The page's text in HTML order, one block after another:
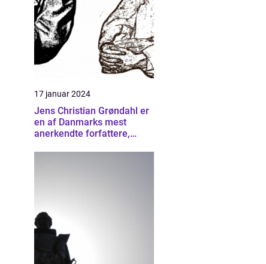
17 januar 2024
Jens Christian Grøndahl er
en af Danmarks mest
anerkendte forfattere,